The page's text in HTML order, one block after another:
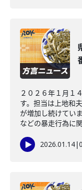
２０２６年１月１
す。担当は上地和
が増加し続けてい
などの暴走行為に
2026.01.14|